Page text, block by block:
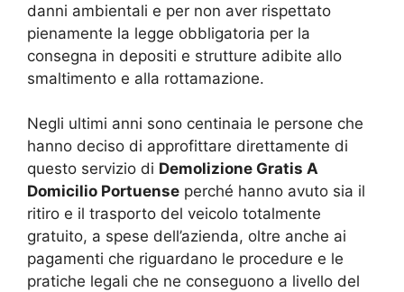
danni ambientali e per non aver rispettato
pienamente la legge obbligatoria per la
consegna in depositi e strutture adibite allo
smaltimento e alla rottamazione.
Negli ultimi anni sono centinaia le persone che
hanno deciso di approfittare direttamente di
questo servizio di Demolizione Gratis A
Domicilio Portuense perché hanno avuto sia il
ritiro e il trasporto del veicolo totalmente
gratuito, a spese dell’azienda, oltre anche ai
pagamenti che riguardano le procedure e le
pratiche legali che ne conseguono a livello del